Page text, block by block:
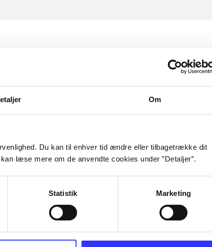
Om
Du kan til enhver tid ændre eller tilbagetrække dit
læse mere om de anvendte cookies under ”Detaljer”.
Statistik Marketing